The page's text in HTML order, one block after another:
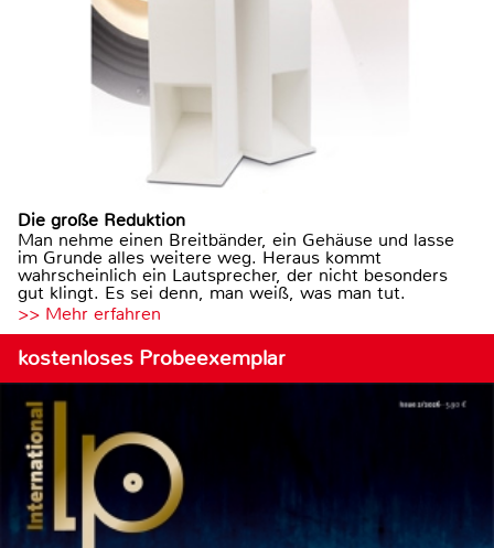
Die große Reduktion
Man nehme einen Breitbänder, ein Gehäuse und lasse
im Grunde alles weitere weg. Heraus kommt
wahrscheinlich ein Lautsprecher, der nicht besonders
gut klingt. Es sei denn, man weiß, was man tut.
>> Mehr erfahren
kostenloses Probeexemplar